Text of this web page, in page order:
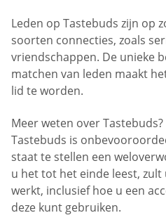
Leden op Tastebuds zijn op
soorten connecties, zoals
vriendschappen. De unieke
matchen van leden maakt
lid te worden.
Meer weten over
Tastebuds is
staat te stellen een
u het tot het einde leest,
werkt, inclusief hoe u een
deze kunt gebruiken.